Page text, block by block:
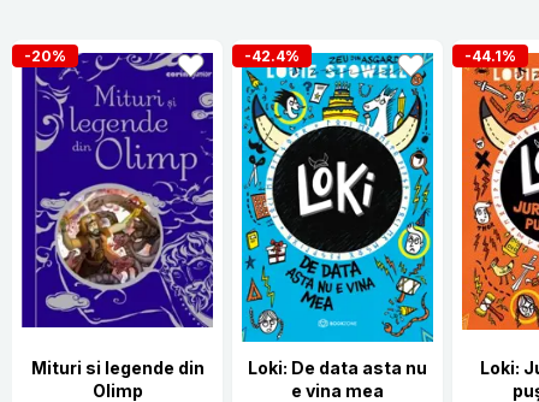
-20%
Mituri si legende din
Olimp
-42.4%
Loki: De data asta nu
e vina mea
-44.1%
Loki: